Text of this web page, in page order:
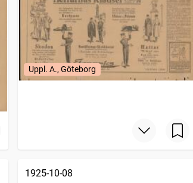
Uppl. A., Göteborg
1925-10-08